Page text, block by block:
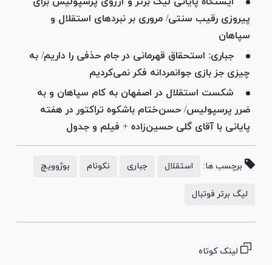
پیروزی رقیب سنتی/ مروری بر نبرد‌های استقلال و
سپاهان
جباری: استحقاق قهرمانی در جام حذفی را داریم/ به
چیزی جز بازی جوانمردانه فکر نمی‌کردیم
شکست استقلال در اصفهان به کام سپاهان و به
ضرر پرسپولیس/ حسن‌ختام باشکوه تراکتور در هفته
پایانی با آقای گلی حسین‌زاده + فیلم و جدول
برچسب ها: استقلال جباری نکونام بوژوویچ
لیگ برتر فوتبال
لینک کوتاه